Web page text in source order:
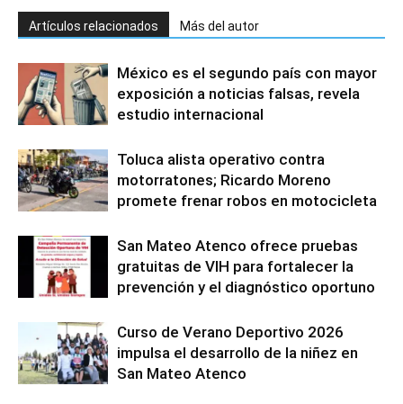
Artículos relacionados Más del autor
México es el segundo país con mayor
exposición a noticias falsas, revela
estudio internacional
Toluca alista operativo contra
motorratones; Ricardo Moreno
promete frenar robos en motocicleta
San Mateo Atenco ofrece pruebas
gratuitas de VIH para fortalecer la
prevención y el diagnóstico oportuno
Curso de Verano Deportivo 2026
impulsa el desarrollo de la niñez en
San Mateo Atenco